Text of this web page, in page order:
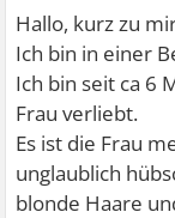
Hallo, kurz zu
Ich bin in einer
Ich bin seit ca 6
Frau verliebt.
Es ist die Frau
unglaublich
blonde Haare